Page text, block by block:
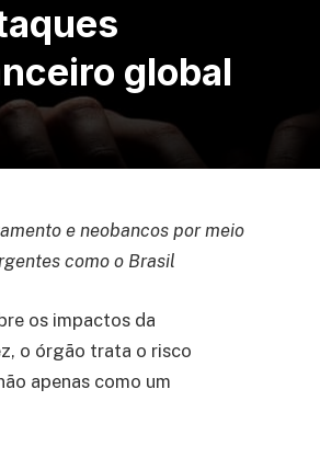
global
e neobancos por meio
como o Brasil
os impactos da
o órgão trata o risco
apenas como um